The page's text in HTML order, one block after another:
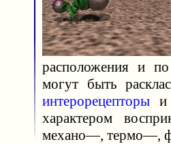
расположения и
могут быть
интерорецепторы
характером
механо—, термо—,